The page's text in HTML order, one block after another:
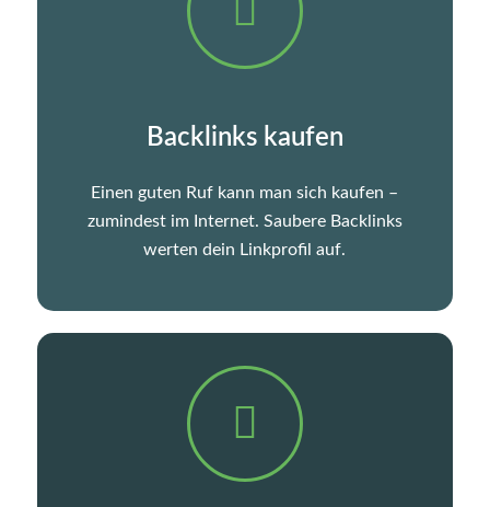
Backlinks kaufen
Einen guten Ruf kann man sich kaufen –
zumindest im Internet. Saubere Backlinks
werten dein Linkprofil auf.